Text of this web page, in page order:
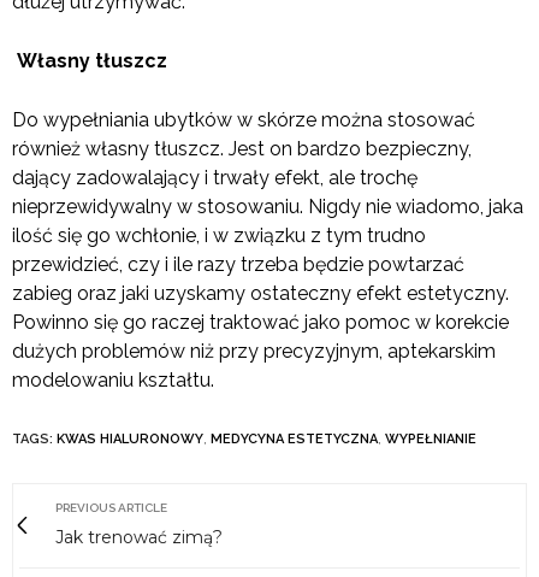
Własny tłuszcz
Do wypełniania ubytków w skórze można stosować
również własny tłuszcz. Jest on bardzo bezpieczny,
dający zadowalający i trwały efekt, ale trochę
nieprzewidywalny w stosowaniu. Nigdy nie wiadomo, jaka
ilość się go wchłonie, i w związku z tym trudno
przewidzieć, czy i ile razy trzeba będzie powtarzać
zabieg oraz jaki uzyskamy ostateczny efekt estetyczny.
Powinno się go raczej traktować jako pomoc w korekcie
dużych problemów niż przy precyzyjnym, aptekarskim
modelowaniu kształtu.
TAGS: KWAS HIALURONOWY, MEDYCYNA ESTETYCZNA, WYPEŁNIANIE
PREVIOUS ARTICLE
Jak trenować zimą?